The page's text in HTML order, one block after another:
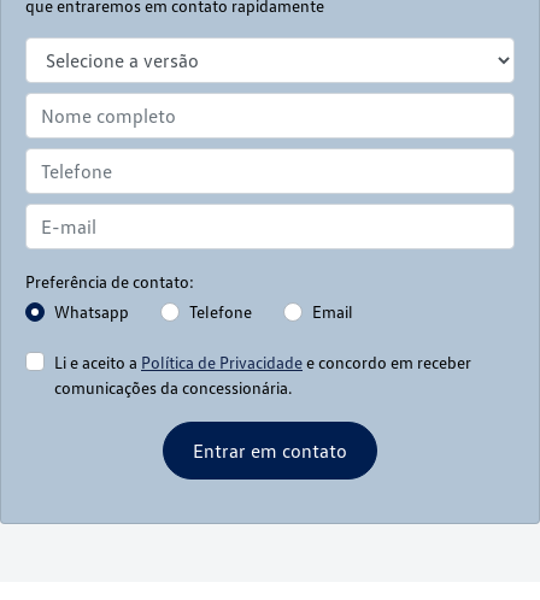
que entraremos em contato rapidamente
Preferência de contato:
Whatsapp
Telefone Email
Li e aceito a Política de Privacidadee concordo em receber
comunicações da concessionária.
Entrar em contato